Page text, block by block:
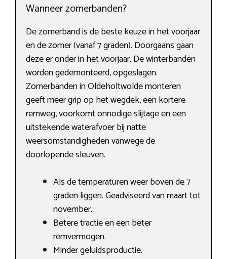
Wanneer zomerbanden?
De zomerband is de beste keuze in het voorjaar
en de zomer (vanaf 7 graden). Doorgaans gaan
deze er onder in het voorjaar. De winterbanden
worden gedemonteerd, opgeslagen.
Zomerbanden in Oldeholtwolde monteren
geeft meer grip op het wegdek, een kortere
remweg, voorkomt onnodige slijtage en een
uitstekende waterafvoer bij natte
weersomstandigheden vanwege de
doorlopende sleuven.
Als de temperaturen weer boven de 7
graden liggen. Geadviseerd van maart tot
november.
Betere tractie en een beter
remvermogen.
Minder geluidsproductie.